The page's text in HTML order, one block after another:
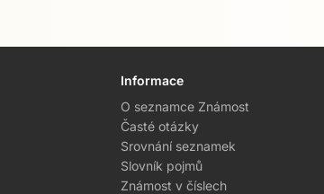
Informace
O seznamce Známost
Časté otázky
Srovnání seznamek
Slovník pojmů
Známost v číslech